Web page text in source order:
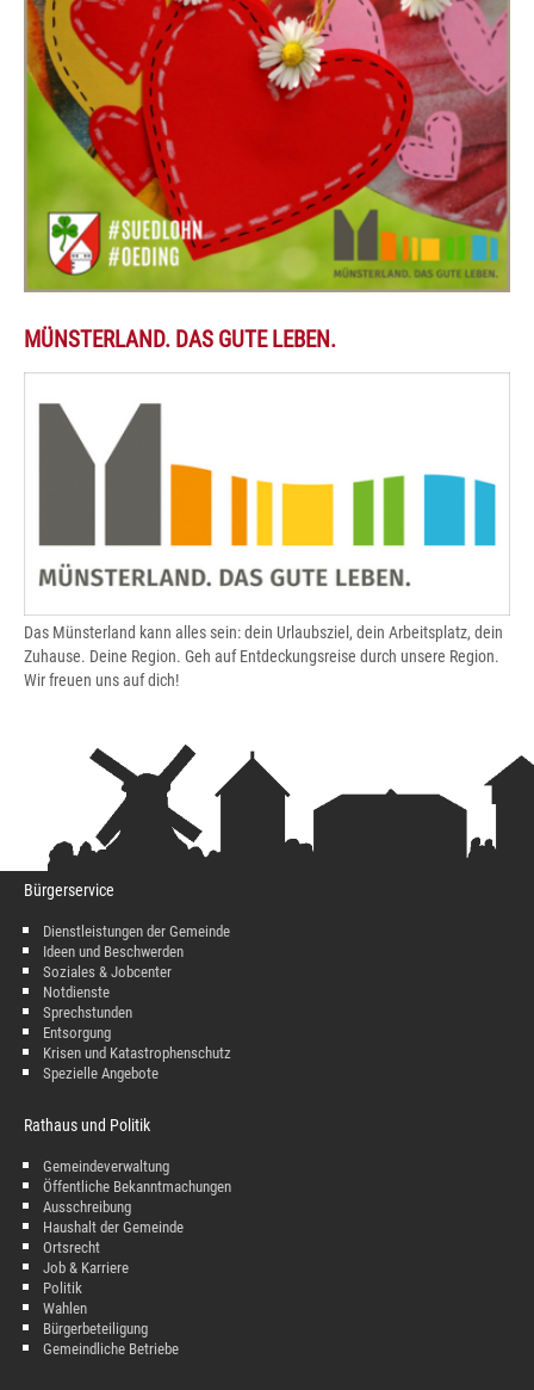
MÜNSTERLAND. DAS GUTE LEBEN.
Das Münsterland kann alles sein: dein Urlaubsziel, dein Arbeitsplatz, dein
Zuhause. Deine Region. Geh auf Entdeckungsreise durch unsere Region.
Wir freuen uns auf dich!
Bürgerservice
Dienstleistungen der Gemeinde
Ideen und Beschwerden
Soziales & Jobcenter
Notdienste
Sprechstunden
Entsorgung
Krisen und Katastrophenschutz
Spezielle Angebote
Rathaus und Politik
Gemeindeverwaltung
Öffentliche Bekanntmachungen
Ausschreibung
Haushalt der Gemeinde
Ortsrecht
Job & Karriere
Politik
Wahlen
Bürgerbeteiligung
Gemeindliche Betriebe